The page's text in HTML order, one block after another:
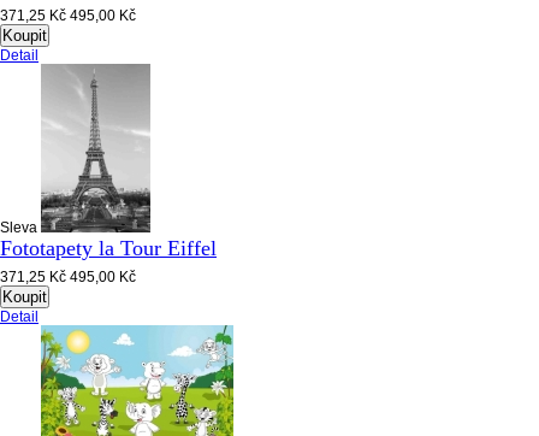
371,25 Kč 495,00 Kč
Koupit
Detail
Sleva
Fototapety la Tour Eiffel
371,25 Kč 495,00 Kč
Koupit
Detail